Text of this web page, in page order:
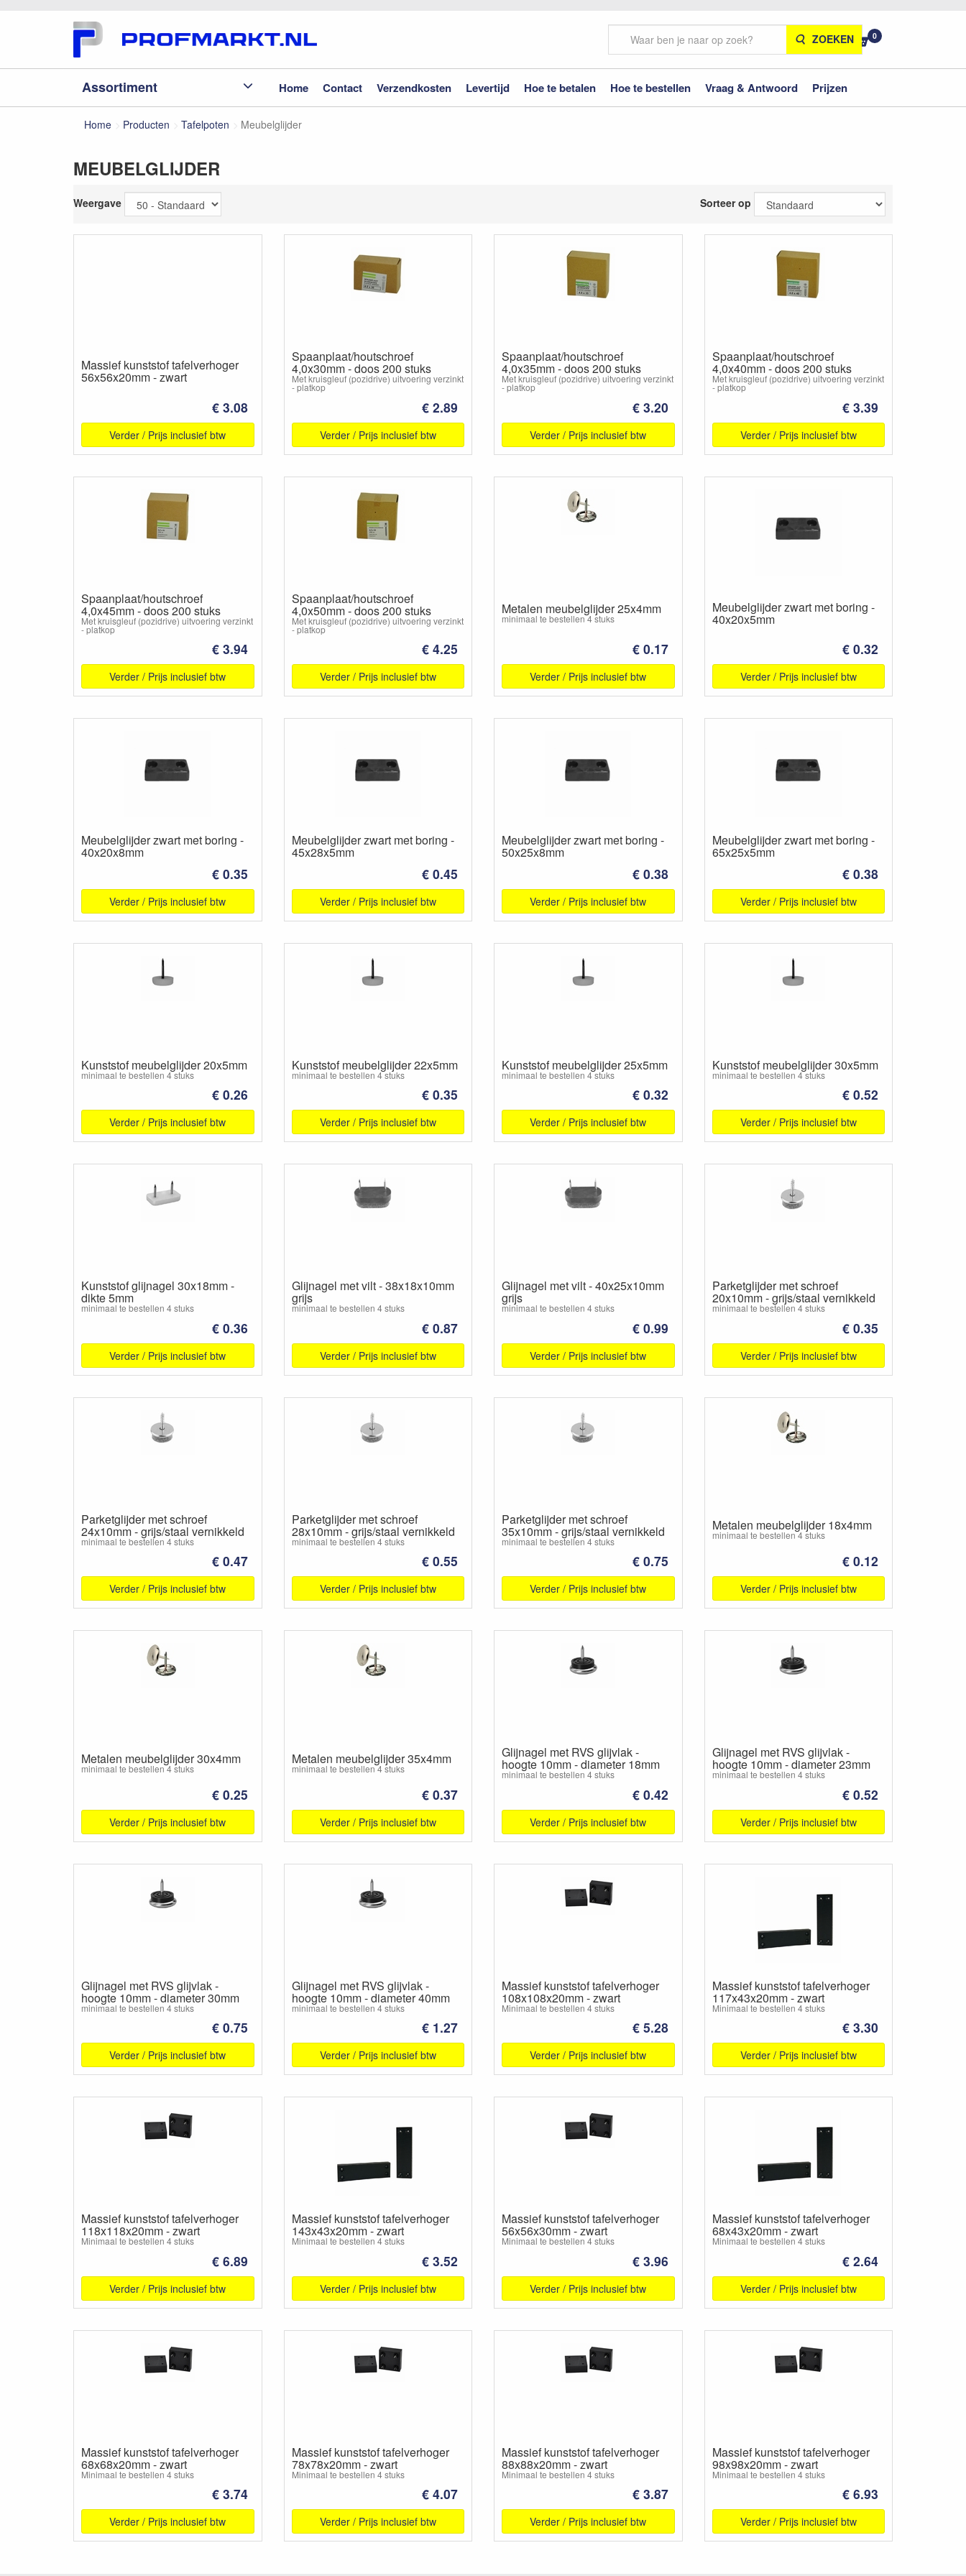
ZOEKEN 0
Assortiment Home Contact Verzendkosten Levertijd Hoe te betalen Hoe te bestellen Vraag & Antwoord Prijzen
Home Producten Tafelpoten Meubelglijder
MEUBELGLIJDER
Weergave Sorteer op
Massief kunststof tafelverhoger
56x56x20mm - zwart
€ 3.08
Verder / Prijs inclusief btw
Spaanplaat/houtschroef
4,0x30mm - doos 200 stuks
Met kruisgleuf (pozidrive) uitvoering verzinkt
- platkop
€ 2.89
Verder / Prijs inclusief btw
Spaanplaat/houtschroef
4,0x35mm - doos 200 stuks
Met kruisgleuf (pozidrive) uitvoering verzinkt
- platkop
€ 3.20
Verder / Prijs inclusief btw
Spaanplaat/houtschroef
4,0x40mm - doos 200 stuks
Met kruisgleuf (pozidrive) uitvoering verzinkt
- platkop
€ 3.39
Verder / Prijs inclusief btw
Spaanplaat/houtschroef
4,0x45mm - doos 200 stuks
Met kruisgleuf (pozidrive) uitvoering verzinkt
- platkop
€ 3.94
Verder / Prijs inclusief btw
Spaanplaat/houtschroef
4,0x50mm - doos 200 stuks
Met kruisgleuf (pozidrive) uitvoering verzinkt
- platkop
€ 4.25
Verder / Prijs inclusief btw
Metalen meubelglijder 25x4mm
minimaal te bestellen 4 stuks
€ 0.17
Verder / Prijs inclusief btw
Meubelglijder zwart met boring -
40x20x5mm
€ 0.32
Verder / Prijs inclusief btw
Meubelglijder zwart met boring -
40x20x8mm
€ 0.35
Verder / Prijs inclusief btw
Meubelglijder zwart met boring -
45x28x5mm
€ 0.45
Verder / Prijs inclusief btw
Meubelglijder zwart met boring -
50x25x8mm
€ 0.38
Verder / Prijs inclusief btw
Meubelglijder zwart met boring -
65x25x5mm
€ 0.38
Verder / Prijs inclusief btw
Kunststof meubelglijder 20x5mm
minimaal te bestellen 4 stuks
€ 0.26
Verder / Prijs inclusief btw
Kunststof meubelglijder 22x5mm
minimaal te bestellen 4 stuks
€ 0.35
Verder / Prijs inclusief btw
Kunststof meubelglijder 25x5mm
minimaal te bestellen 4 stuks
€ 0.32
Verder / Prijs inclusief btw
Kunststof meubelglijder 30x5mm
minimaal te bestellen 4 stuks
€ 0.52
Verder / Prijs inclusief btw
Kunststof glijnagel 30x18mm -
dikte 5mm
minimaal te bestellen 4 stuks
€ 0.36
Verder / Prijs inclusief btw
Glijnagel met vilt - 38x18x10mm
grijs
minimaal te bestellen 4 stuks
€ 0.87
Verder / Prijs inclusief btw
Glijnagel met vilt - 40x25x10mm
grijs
minimaal te bestellen 4 stuks
€ 0.99
Verder / Prijs inclusief btw
Parketglijder met schroef
20x10mm - grijs/staal vernikkeld
minimaal te bestellen 4 stuks
€ 0.35
Verder / Prijs inclusief btw
Parketglijder met schroef
24x10mm - grijs/staal vernikkeld
minimaal te bestellen 4 stuks
€ 0.47
Verder / Prijs inclusief btw
Parketglijder met schroef
28x10mm - grijs/staal vernikkeld
minimaal te bestellen 4 stuks
€ 0.55
Verder / Prijs inclusief btw
Parketglijder met schroef
35x10mm - grijs/staal vernikkeld
minimaal te bestellen 4 stuks
€ 0.75
Verder / Prijs inclusief btw
Metalen meubelglijder 18x4mm
minimaal te bestellen 4 stuks
€ 0.12
Verder / Prijs inclusief btw
Metalen meubelglijder 30x4mm
minimaal te bestellen 4 stuks
€ 0.25
Verder / Prijs inclusief btw
Metalen meubelglijder 35x4mm
minimaal te bestellen 4 stuks
€ 0.37
Verder / Prijs inclusief btw
Glijnagel met RVS glijvlak -
hoogte 10mm - diameter 18mm
minimaal te bestellen 4 stuks
€ 0.42
Verder / Prijs inclusief btw
Glijnagel met RVS glijvlak -
hoogte 10mm - diameter 23mm
minimaal te bestellen 4 stuks
€ 0.52
Verder / Prijs inclusief btw
Glijnagel met RVS glijvlak -
hoogte 10mm - diameter 30mm
minimaal te bestellen 4 stuks
€ 0.75
Verder / Prijs inclusief btw
Glijnagel met RVS glijvlak -
hoogte 10mm - diameter 40mm
minimaal te bestellen 4 stuks
€ 1.27
Verder / Prijs inclusief btw
Massief kunststof tafelverhoger
108x108x20mm - zwart
Minimaal te bestellen 4 stuks
€ 5.28
Verder / Prijs inclusief btw
Massief kunststof tafelverhoger
117x43x20mm - zwart
Minimaal te bestellen 4 stuks
€ 3.30
Verder / Prijs inclusief btw
Massief kunststof tafelverhoger
118x118x20mm - zwart
Minimaal te bestellen 4 stuks
€ 6.89
Verder / Prijs inclusief btw
Massief kunststof tafelverhoger
143x43x20mm - zwart
Minimaal te bestellen 4 stuks
€ 3.52
Verder / Prijs inclusief btw
Massief kunststof tafelverhoger
56x56x30mm - zwart
Minimaal te bestellen 4 stuks
€ 3.96
Verder / Prijs inclusief btw
Massief kunststof tafelverhoger
68x43x20mm - zwart
Minimaal te bestellen 4 stuks
€ 2.64
Verder / Prijs inclusief btw
Massief kunststof tafelverhoger
68x68x20mm - zwart
Minimaal te bestellen 4 stuks
€ 3.74
Verder / Prijs inclusief btw
Massief kunststof tafelverhoger
78x78x20mm - zwart
Minimaal te bestellen 4 stuks
€ 4.07
Verder / Prijs inclusief btw
Massief kunststof tafelverhoger
88x88x20mm - zwart
Minimaal te bestellen 4 stuks
€ 3.87
Verder / Prijs inclusief btw
Massief kunststof tafelverhoger
98x98x20mm - zwart
Minimaal te bestellen 4 stuks
€ 6.93
Verder / Prijs inclusief btw